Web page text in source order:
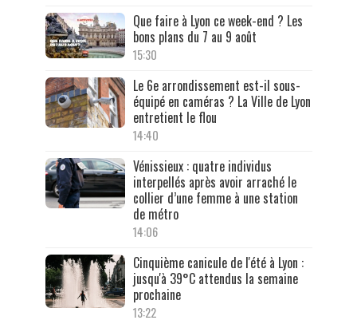
Que faire à Lyon ce week-end ? Les
bons plans du 7 au 9 août
15:30
Le 6e arrondissement est-il sous-
équipé en caméras ? La Ville de Lyon
entretient le flou
14:40
Vénissieux : quatre individus
interpellés après avoir arraché le
collier d’une femme à une station
de métro
14:06
Cinquième canicule de l'été à Lyon :
jusqu'à 39°C attendus la semaine
prochaine
13:22